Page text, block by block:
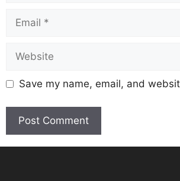
Save my name, email, and